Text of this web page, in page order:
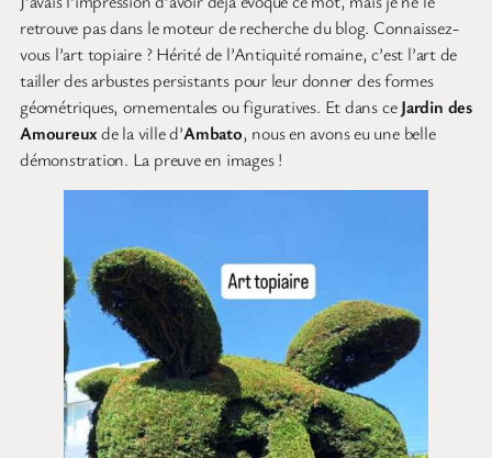
retrouve pas dans le moteur de recherche du blog. Connaissez-
vous l’art topiaire ? Hérité de l’Antiquité romaine, c’est l’art de
tailler des arbustes persistants pour leur donner des formes
géométriques, ornementales ou figuratives. Et dans ceJardin des
Amoureuxde la ville d’Ambato, nous en avons eu une belle
démonstration. La preuve en images !